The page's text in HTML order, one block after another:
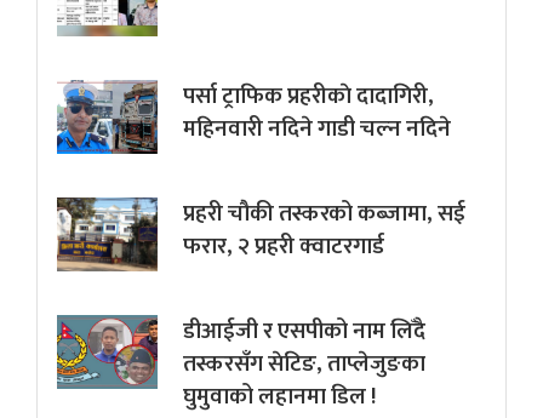
पर्सा ट्राफिक प्रहरीकाे दादागिरी,
महिनवारी नदिने गाडी चल्न नदिने
प्रहरी चौकी तस्करको कब्जामा, सई
फरार, २ प्रहरी क्वाटरगार्ड
डीआईजी र एसपीको नाम लिँदै
तस्करसँग सेटिङ, ताप्लेजुङका
घुमुवाको लहानमा डिल !